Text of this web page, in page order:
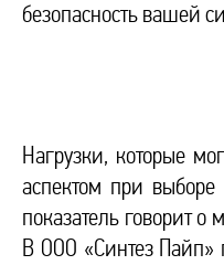
безопасность вашей
Нагрузки, которые
аспектом при
показатель говорит
В ООО «Синтез Пайп»